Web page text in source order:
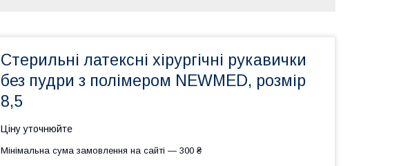
Стерильні латексні хірургічні рукавички
без пудри з полімером NEWMED, розмір
8,5
Ціну уточнюйте
Мінімальна сума замовлення на сайті — 300 ₴